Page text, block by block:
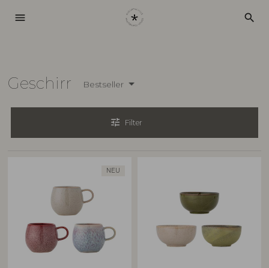
menu search
Geschirr Bestseller
tune Filter
NEU